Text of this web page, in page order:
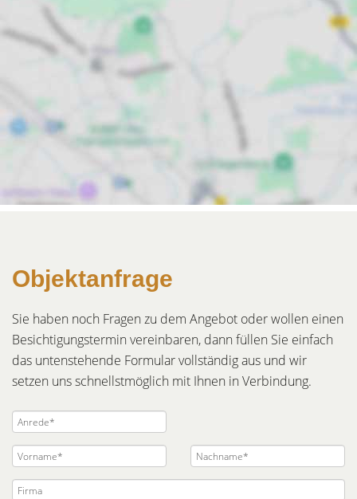
Objektanfrage
Sie haben noch Fragen zu dem Angebot oder wollen einen
Besichtigungstermin vereinbaren, dann füllen Sie einfach
das untenstehende Formular vollständig aus und wir
setzen uns schnellstmöglich mit Ihnen in Verbindung.